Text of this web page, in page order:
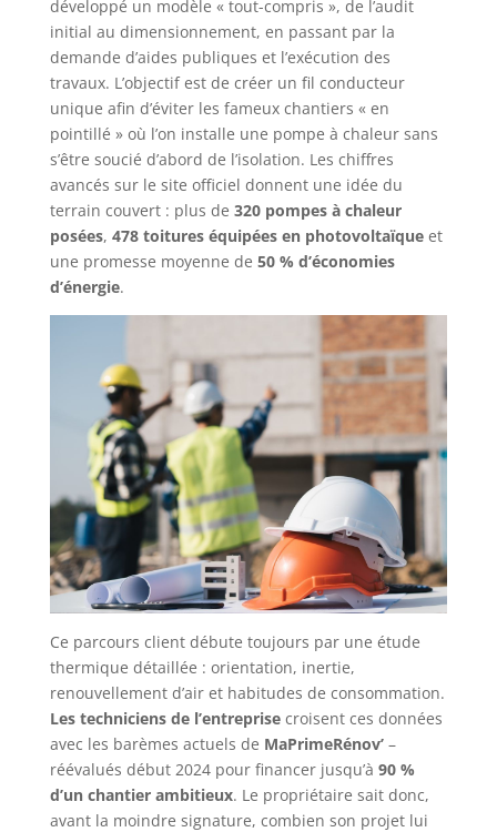
développé un modèle « tout-compris », de l’audit
initial au dimensionnement, en passant par la
demande d’aides publiques et l’exécution des
travaux. L’objectif est de créer un fil conducteur
unique afin d’éviter les fameux chantiers « en
pointillé » où l’on installe une pompe à chaleur sans
s’être soucié d’abord de l’isolation. Les chiffres
avancés sur le site officiel donnent une idée du
terrain couvert : plus de 320 pompes à chaleur
posées, 478 toitures équipées en photovoltaïqueet
une promesse moyenne de 50 % d’économies
d’énergie.
Ce parcours client débute toujours par une étude
thermique détaillée : orientation, inertie,
renouvellement d’air et habitudes de consommation.
Les techniciens de l’entreprisecroisent ces données
avec les barèmes actuels de MaPrimeRénov’–
réévalués début 2024 pour financer jusqu’à 90 %
d’un chantier ambitieux. Le propriétaire sait donc,
avant la moindre signature, combien son projet lui